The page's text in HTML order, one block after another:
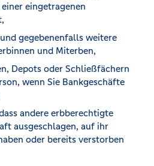
eingetragenen
gegebenenfalls weitere
und Miterben,
Depots oder Schließfächern
wenn Sie Bankgeschäfte
andere erbberechtigte
ausgeschlagen, auf ihr
oder bereits verstorben